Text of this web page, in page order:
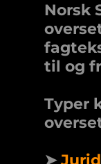
Norsk
til og
Typer
➤